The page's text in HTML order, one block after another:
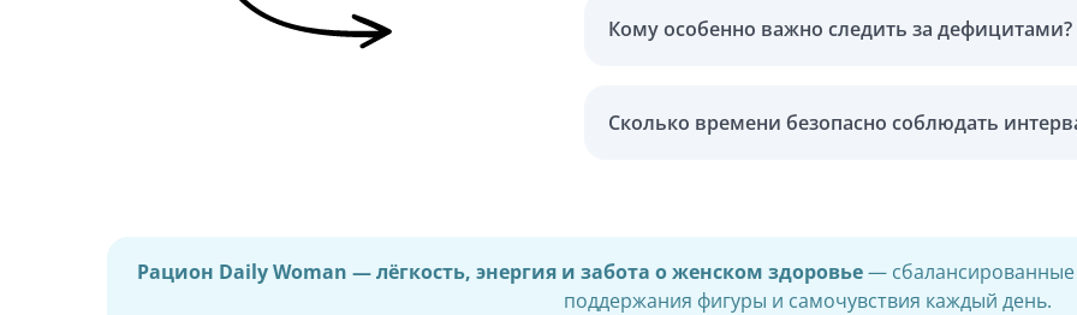
Кому особенно важно следить за дефицитами?
Сколько времени безопасно соблюдать
Рацион Daily Woman — лёгкость, энергия и забота о женском здоровье— сбалансированные
поддержания фигуры и самочувствия каждый день.